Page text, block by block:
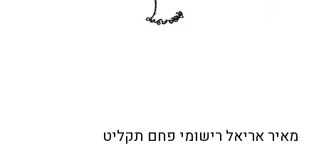
מאיר אריאל רישומי פחם תקליט